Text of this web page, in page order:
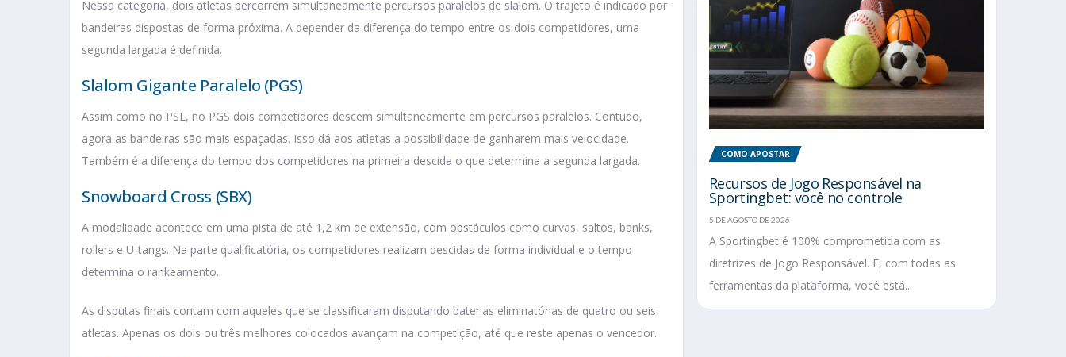
Nessa categoria, dois atletas percorrem simultaneamente percursos paralelos de slalom. O trajeto é indicado por
bandeiras dispostas de forma próxima. A depender da diferença do tempo entre os dois competidores, uma
segunda largada é definida.
Slalom Gigante Paralelo (PGS)
Assim como no PSL, no PGS dois competidores descem simultaneamente em percursos paralelos. Contudo,
agora as bandeiras são mais espaçadas. Isso dá aos atletas a possibilidade de ganharem mais velocidade.
Também é a diferença do tempo dos competidores na primeira descida o que determina a segunda largada.
Snowboard Cross (SBX)
A modalidade acontece em uma pista de até 1,2 km de extensão, com obstáculos como curvas, saltos, banks,
rollers e U-tangs. Na parte qualificatória, os competidores realizam descidas de forma individual e o tempo
determina o rankeamento.
As disputas finais contam com aqueles que se classificaram disputando baterias eliminatórias de quatro ou seis
atletas. Apenas os dois ou três melhores colocados avançam na competição, até que reste apenas o vencedor.
COMO APOSTAR
Recursos de Jogo Responsável na
Sportingbet: você no controle
5 DE AGOSTO DE 2026
A Sportingbet é 100% comprometida com as
diretrizes de Jogo Responsável. E, com todas as
ferramentas da plataforma, você está...